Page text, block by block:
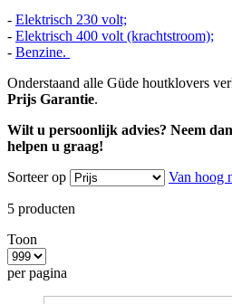
- Elektrisch 230 volt;
- Elektrisch 400 volt (krachtstroom);
- Benzine.
Onderstaand alle Güde houtklovers
Prijs Garantie.
Wilt u persoonlijk advies? Neem dan
helpen u graag!
Sorteer op
Van hoog
5 producten
Toon
per pagina